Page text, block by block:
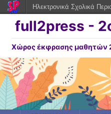
full2press -
Χώρος έκφρασης μαθητών
Ηλεκτρονικά Σχολικά